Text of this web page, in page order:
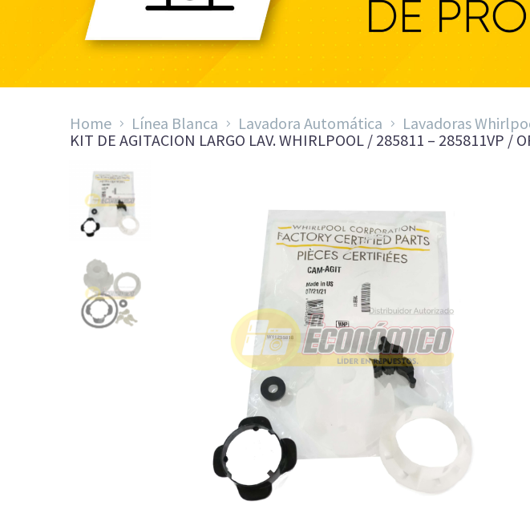
Home Línea Blanca Lavadora Automática
Lavadoras
KIT DE AGITACION LARGO LAV. WHIRLPOOL / 285811 – 285811VP /